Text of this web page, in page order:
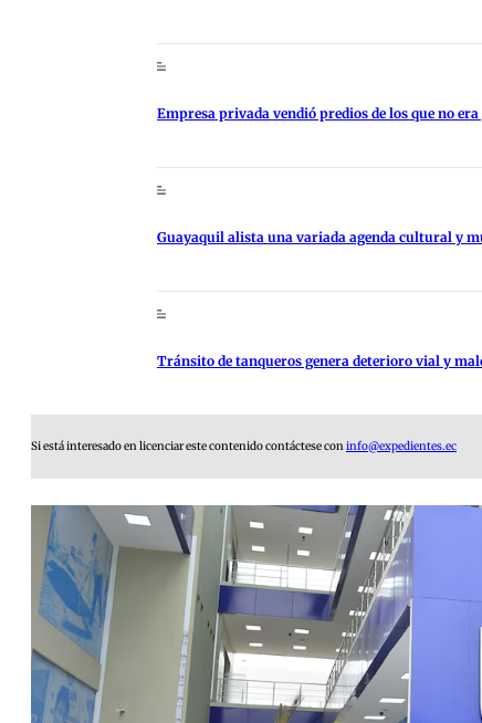
Empresa privada vendió predios de los que no
Guayaquil alista una variada agenda cultural y
Tránsito de tanqueros genera deterioro vial y
Si está interesado en licenciar este contenido contáctese coninfo@expedientes.ec